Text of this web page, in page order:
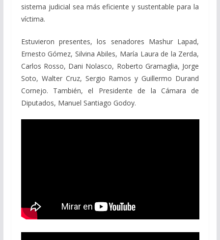
sistema judicial sea más eficiente y sustentable para la
víctima.
Estuvieron presentes, los senadores Mashur Lapad,
Ernesto Gómez, Silvina Abiles, María Laura de la Zerda,
Carlos Rosso, Dani Nolasco, Roberto Gramaglia, Jorge
Soto, Walter Cruz, Sergio Ramos y Guillermo Durand
Cornejo. También, el Presidente de la Cámara de
Diputados, Manuel Santiago Godoy.